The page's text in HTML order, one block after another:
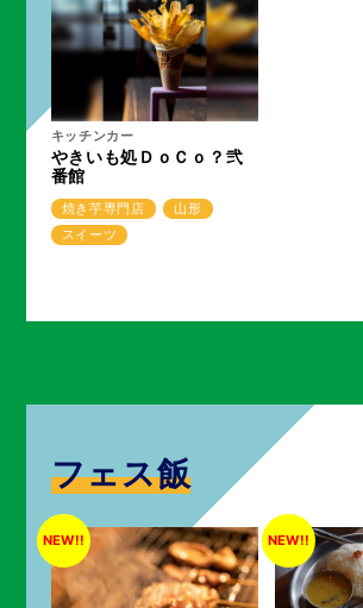
キッチンカー
やきいも処ＤｏＣｏ？弐
番館
焼き芋専門店
山形
スイーツ
フェス飯
NEW!! NEW!!